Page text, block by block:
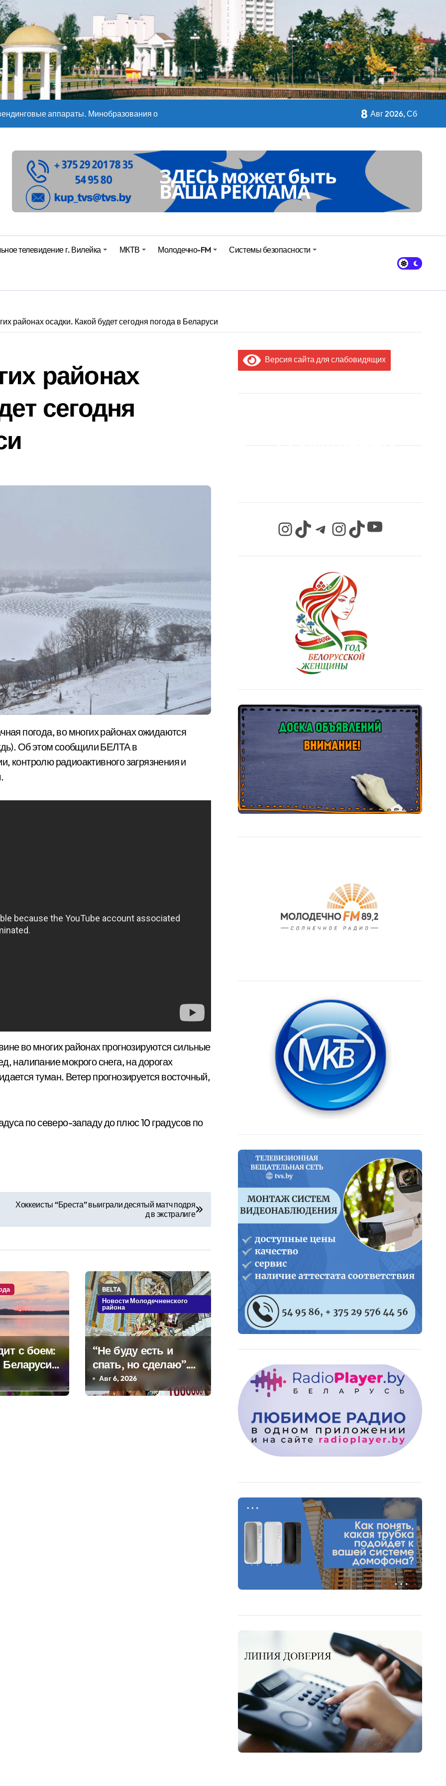
– 05 08 2026
– 07 08 20
аппараты. Минобразования об изменениях в школьном питании
из Молодечно о 50-килограммовом каравае для Дворца Независимости
детей с 1 сентября, рассказали в правительстве
– 07 08 20
8 Авг 2026, Сб
телевидение г. Вилейка МКТВ Молодечно-FM Системы безопасности
районах осадки. Какой будет сегодня погода в Беларуси
районах
сегодня
Об этом сообщили БЕЛТА в
контролю радиоактивного загрязнения и
во многих районах прогнозируются сильные
налипание мокрого снега, на дорогах
туман. Ветер прогнозируется восточный,
по северо-западу до плюс 10 градусов по
Хоккеисты “Бреста” выиграли десятый матч подря
д в экстралиге
с боем:
Беларуси
дожди и
BELTA
Новости Молодечненского
района
“Не буду есть и
спать, но сделаю”.
Мастерица из
Молодечно о 50-
Авг 6, 2026
Версия сайта для слабовидящих
InstagramTikTok Telegram InstagramTikTok YouTube